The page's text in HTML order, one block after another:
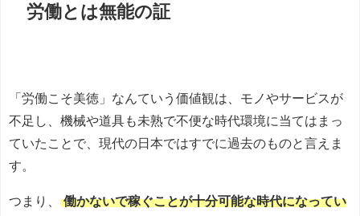
労働とは無能の証
「労働こそ美徳」なんていう価値観は、モノやサービスが
不足し、機械や道具も未熟で不便な時代環境に当てはまっ
ていたことで、現代の日本ではすでに過去のものと言えま
す。
つまり、 働かないで稼ぐことが十分可能な時代になってい